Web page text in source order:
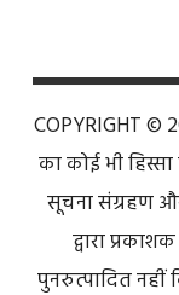
COPYRIGHT ©
का कोई भी
सूचना संग्रहण
द्वारा
पुनरुत्पादित